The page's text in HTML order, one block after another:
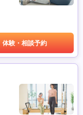
体験・相談予約